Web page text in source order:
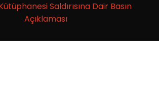
Saldırısına Dair Basın
Açıklaması